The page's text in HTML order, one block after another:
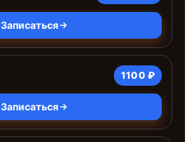
Записаться
1100 ₽
Записаться